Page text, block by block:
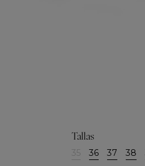
Tallas
35 36 37 38